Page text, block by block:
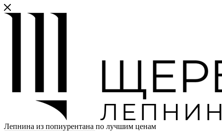
Лепнина из попиурентана по лучшим ценам